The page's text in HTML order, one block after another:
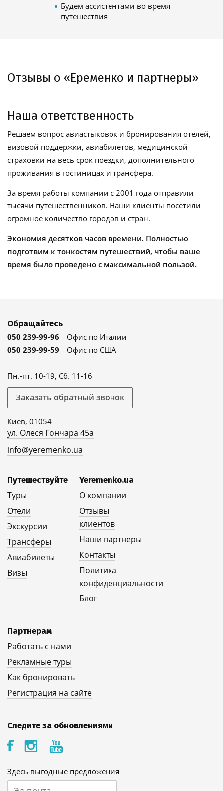
Будем ассистентами во время
путешествия
Отзывы о «Еременко и партнеры»
Наша ответственность
Решаем вопрос авиастыковок и бронирования отелей,
визовой поддержки, авиабилетов, медицинской
страховки на весь срок поездки, дополнительного
проживания в гостиницах и трансфера.
За время работы компании с 2001 года отправили
тысячи путешественников. Наши клиенты посетили
огромное количество городов и стран.
Экономия десятков часов времени. Полностью
подготвим к тонкостям путешествий, чтобы ваше
время было проведено с максимальной пользой.
Обращайтесь
050 239-99-96
Офис по Италии
050 239-99-59
Офис по США
Пн.-пт. 10-19, Сб. 11-16
Заказать обратный звонок
Киев, 01054
ул. Олеся Гончара 45а
info@yeremenko.ua
Путешествуйте
Туры
Отели
Экскурсии
Трансферы
Авиабилеты
Визы
Yeremenko.ua
О компании
Отзывы
клиентов
Наши партнеры
Контакты
Политика
конфиденциальности
Блог
Партнерам
Работать с нами
Рекламные туры
Как бронировать
Регистрация на сайте
Следите за обновлениями
Здесь выгодные предложения